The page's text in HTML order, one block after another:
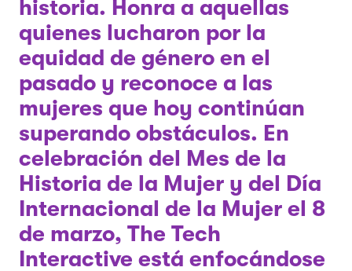
historia. Honra a aquellas
quienes lucharon por la
equidad de género en el
pasado y reconoce a las
mujeres que hoy continúan
superando obstáculos. En
celebración del Mes de la
Historia de la Mujer y del Día
Internacional de la Mujer el 8
de marzo, The Tech
Interactive está enfocándose